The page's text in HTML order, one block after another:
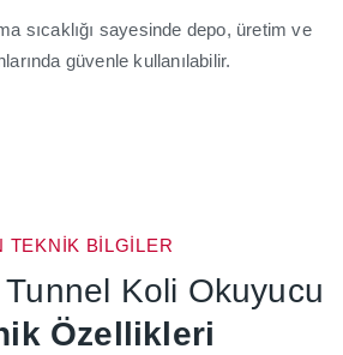
sıcaklığı sayesinde depo, üretim ve
güvenle kullanılabilir.
TEKNİK BİLGİLER
Koli Okuyucu
Özellikleri